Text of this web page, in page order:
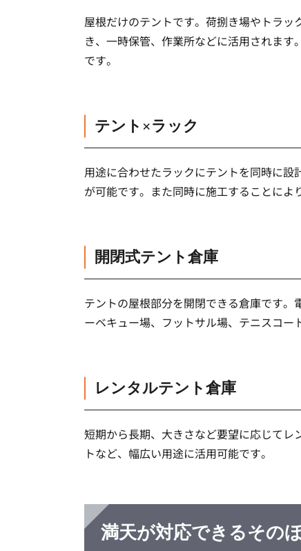
屋根だけのテントです。荷捌き場やトラ
き、一時保管、作業所などに活用されま
です。
テント×ラック
用途に合わせたラックにテントを同時に
が可能です。また同時に施工することによ
開閉式テント倉庫
テントの屋根部分を開閉できる倉庫です
ーベキュー場、フットサル場、テニスコー
レンタルテント倉庫
短期から長期、大きさなど要望に応じて
トなど、幅広い用途に活用可能です。
満天が対応できるその